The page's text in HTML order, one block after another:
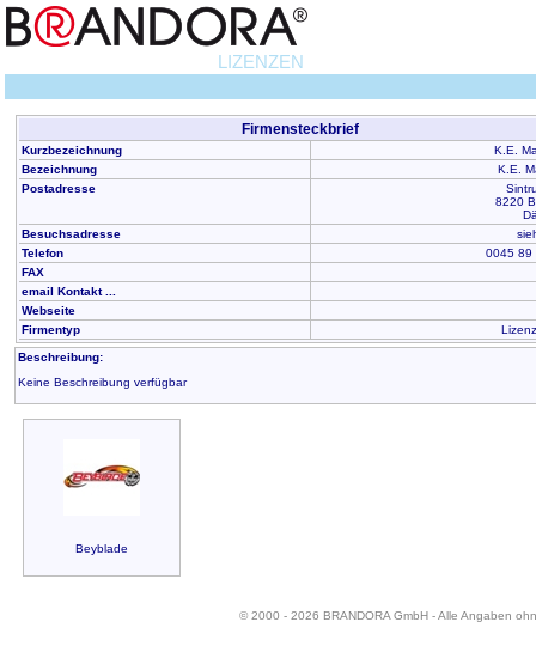
LIZENZEN
Firmensteckbrief
Kurzbezeichnung
K.E.
Bezeichnung
K.E.
Postadresse
8220
Besuchsadresse
Telefon
0045 89
FAX
email Kontakt ...
Webseite
Firmentyp
Beschreibung:
Keine Beschreibung verfügbar
Beyblade
© 2000 - 2026 BRANDORA GmbH - Alle Angaben